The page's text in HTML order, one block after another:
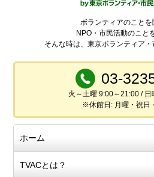
ボランティアのことを
NPO・市民活動のこと
そんな時は、東京ボランティア・
03-
火～土曜 9:00～21:00 /
※休館日: 月曜・祝日
ホーム
TVACとは？